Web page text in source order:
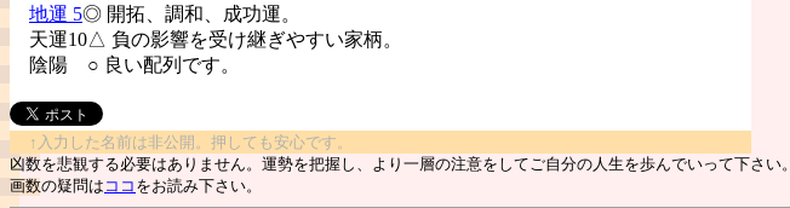
地運 5◎ 開拓、調和、成功運。
天運10△ 負の影響を受け継ぎやすい家柄。
陰陽 ○ 良い配列です。
↑入力した名前は非公開。押しても安心です。
凶数を悲観する必要はありません。運勢を把握し、より一層の注意をしてご自分の人生を歩んでいって下さい。
画数の疑問は ココ をお読み下さい。